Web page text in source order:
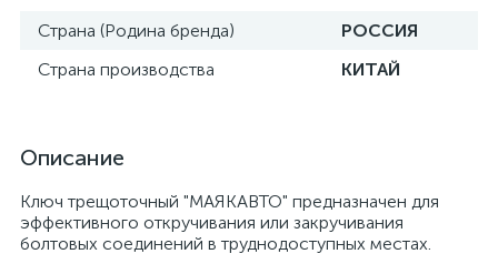
Страна (Родина бренда)
РОССИЯ
Страна производства
КИТАЙ
Описание
Ключ трещоточный "МАЯКАВТО" предназначен для
эффективного откручивания или закручивания
болтовых соединений в труднодоступных местах.